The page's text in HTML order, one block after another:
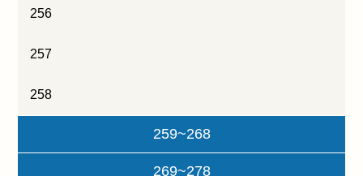
256
257
258
259~268
269~278